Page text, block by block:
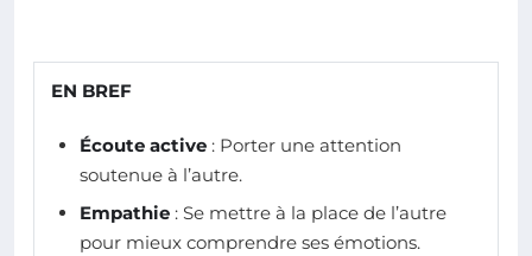
EN BREF
Écoute active : Porter une attention
soutenue à l’autre.
Empathie : Se mettre à la place de l’autre
pour mieux comprendre ses émotions.